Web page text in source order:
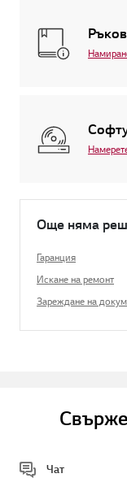
Още няма
Гаранция
Искане на ремонт
Зареждане на
Чат